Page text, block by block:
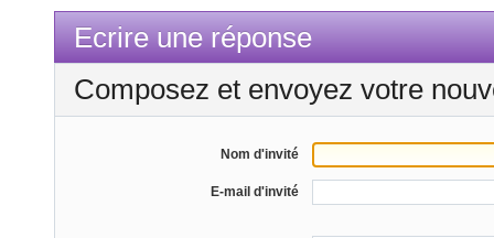
Ecrire une réponse
Composez et envoyez votre
Nom d'invité
E-mail d'invité